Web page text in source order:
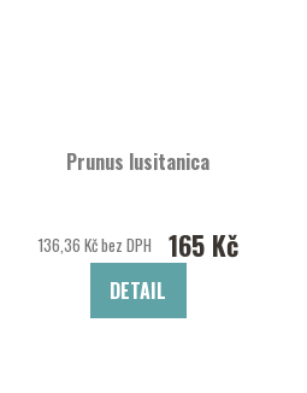
Prunus lusitanica
136,36 Kč bez DPH 165 Kč
DETAIL